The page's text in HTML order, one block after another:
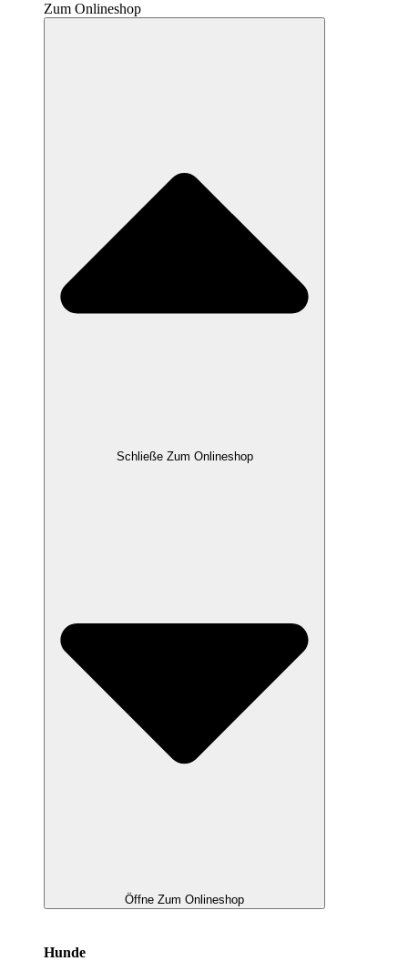
Zum Onlineshop
Schließe Zum Onlineshop
Öffne Zum Onlineshop
Hunde